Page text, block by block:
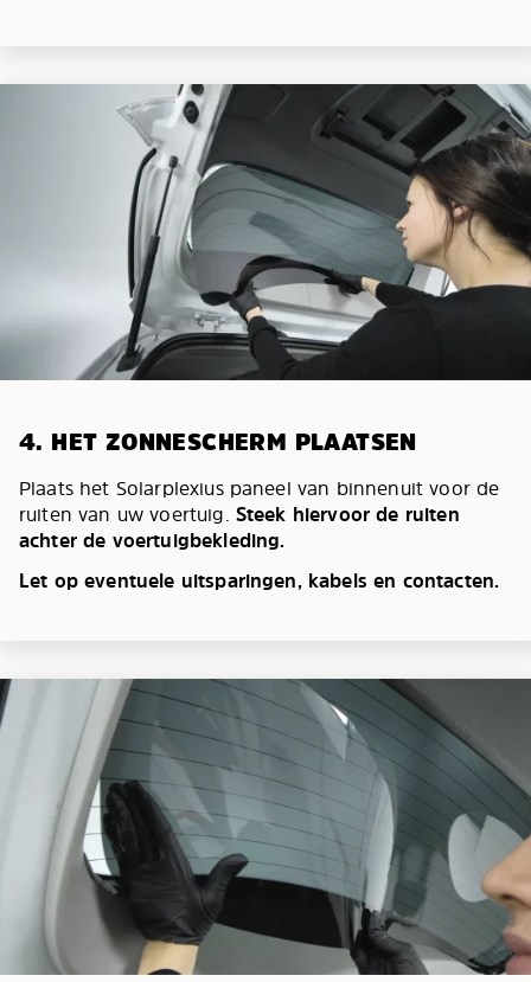
4. HET ZONNESCHERM PLAATSEN
Plaats het Solarplexius paneel van binnenuit voor de
ruiten van uw voertuig. Steek hiervoor de ruiten
achter de voertuigbekleding.
Let op eventuele uitsparingen, kabels en contacten.